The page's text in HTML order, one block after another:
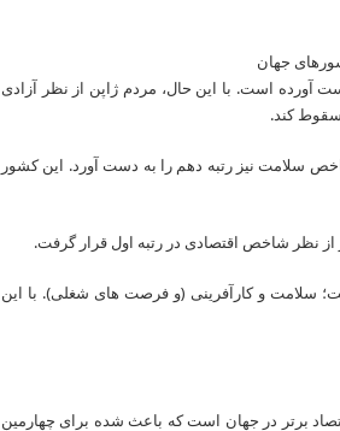
در ژاپن رتبه 7 را بین 142 کشور به دست آورده است. با این حال، مردم ژاپن از نظر آزادی
تمام شاخص ها رتبه زیر 25 و از نظر شاخص سلامت نیز رتبه دهم را به دست آورد. این کشور
جزو 10 کشور برتر قرار گرفت؛ سلامت و کارآفرینی (و فرصت های شغلی). با این
برتر در جهان است که باعث شده برای چهارمین